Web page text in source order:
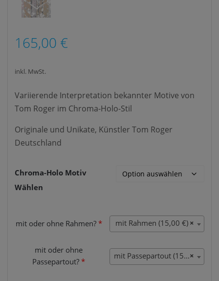
165,00 €
inkl. MwSt.
Variierende Interpretation bekannter Motive von
Tom Roger im Chroma-Holo-Stil
Originale und Unikate, Künstler Tom Roger
Deutschland
Chroma-Holo Motiv
Wählen
mit oder ohne Rahmen? * ×
mit Rahmen (15,00 €)
mit oder ohne
Passepartout? *
×
mit Passepartout (15,00 €)